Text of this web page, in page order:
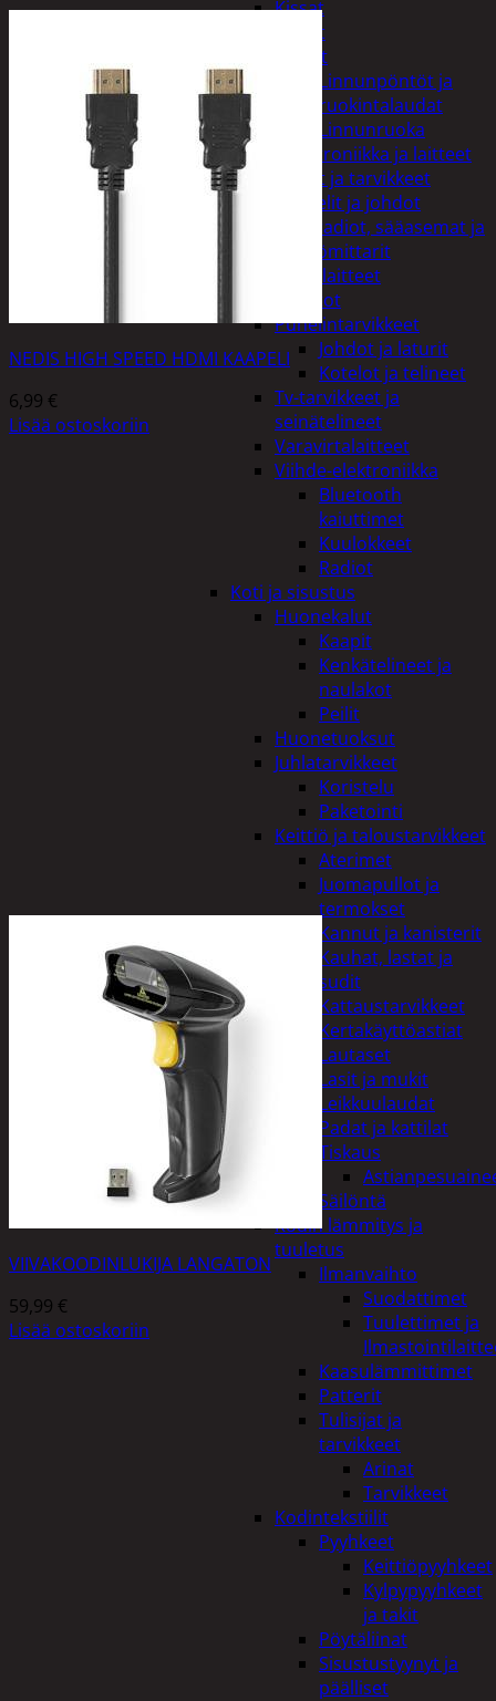
Kissat
Koirat
Linnut
Linnunpöntöt ja
ruokintalaudat
Linnunruoka
Kodin elektroniikka ja laitteet
Imurit ja tarvikkeet
Kaapelit ja johdot
Kelloradiot, sääasemat ja
lämpömittarit
Oheislaitteet
Paristot
Puhelintarvikkeet
Johdot ja laturit
Kotelot ja telineet
Tv-tarvikkeet ja
seinätelineet
Varavirtalaitteet
Viihde-elektroniikka
Bluetooth
kaiuttimet
Kuulokkeet
Radiot
Koti ja sisustus
Huonekalut
Kaapit
Kenkätelineet ja
naulakot
Peilit
Huonetuoksut
Juhlatarvikkeet
Koristelu
Paketointi
Keittiö ja taloustarvikkeet
Aterimet
Juomapullot ja
termokset
Kannut ja kanisterit
Kauhat, lastat ja
sudit
Kattaustarvikkeet
Kertakäyttöastiat
Lautaset
Lasit ja mukit
Leikkuulaudat
Padat ja kattilat
Tiskaus
Säilöntä
Kodin lämmitys ja
tuuletus
Ilmanvaihto
Suodattimet
Tuulettimet ja
Kaasulämmittimet
Patterit
Tulisijat ja
tarvikkeet
Arinat
Tarvikkeet
Kodintekstiilit
Pyyhkeet
Keittiöpyyhkeet
Kylpypyyhkeet
ja takit
Pöytäliinat
Sisustustyynyt ja
päälliset
NEDIS HIGH SPEED HDMI KAAPELI
6,99 €
Lisää ostoskoriin
VIIVAKOODINLUKIJA LANGATON
59,99 €
Lisää ostoskoriin